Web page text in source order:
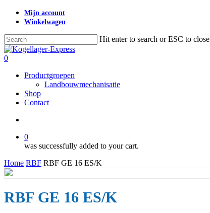
Skip
content
Mijn account
Winkelwagen
Hit enter to search or ESC to close
Close
Search
search
0
Productgroepen
Landbouwmechanisatie
Shop
Contact
0
was successfully added to your cart.
Home RBF RBF GE 16 ES/K
RBF GE 16 ES/K